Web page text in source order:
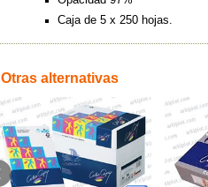
Caja de 5 x 250 hojas.
Otras alternativas